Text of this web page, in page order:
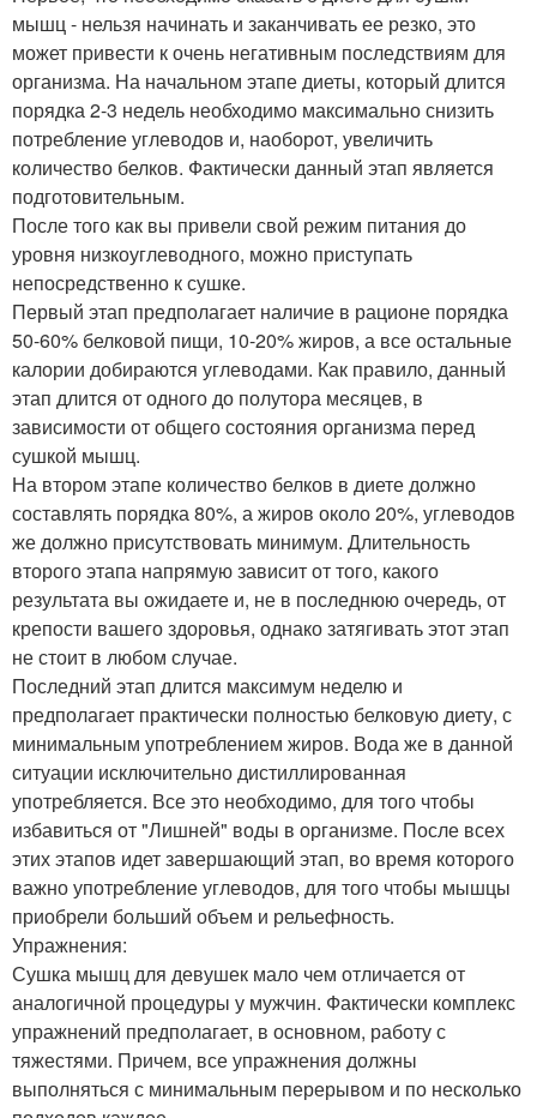
мышц - нельзя начинать и заканчивать ее резко, это
может привести к очень негативным последствиям для
организма. На начальном этапе диеты, который длится
порядка 2-3 недель необходимо максимально снизить
потребление углеводов и, наоборот, увеличить
количество белков. Фактически данный этап является
подготовительным.
После того как вы привели свой режим питания до
уровня низкоуглеводного, можно приступать
непосредственно к сушке.
Первый этап предполагает наличие в рационе порядка
50-60% белковой пищи, 10-20% жиров, а все остальные
калории добираются углеводами. Как правило, данный
этап длится от одного до полутора месяцев, в
зависимости от общего состояния организма перед
сушкой мышц.
На втором этапе количество белков в диете должно
составлять порядка 80%, а жиров около 20%, углеводов
же должно присутствовать минимум. Длительность
второго этапа напрямую зависит от того, какого
результата вы ожидаете и, не в последнюю очередь, от
крепости вашего здоровья, однако затягивать этот этап
не стоит в любом случае.
Последний этап длится максимум неделю и
предполагает практически полностью белковую диету, с
минимальным употреблением жиров. Вода же в данной
ситуации исключительно дистиллированная
употребляется. Все это необходимо, для того чтобы
избавиться от "Лишней" воды в организме. После всех
этих этапов идет завершающий этап, во время которого
важно употребление углеводов, для того чтобы мышцы
приобрели больший объем и рельефность.
Упражнения:
Сушка мышц для девушек мало чем отличается от
аналогичной процедуры у мужчин. Фактически комплекс
упражнений предполагает, в основном, работу с
тяжестями. Причем, все упражнения должны
выполняться с минимальным перерывом и по несколько